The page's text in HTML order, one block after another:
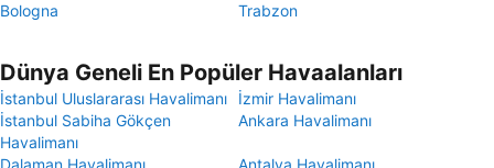
Bologna
Trabzon
Dünya Geneli En Popüler Havaalanları
İstanbul Uluslararası Havalimanı
İzmir Havalimanı
İstanbul Sabiha Gökçen
Havalimanı
Ankara Havalimanı
Dalaman Havalimanı
Antalya Havalimanı